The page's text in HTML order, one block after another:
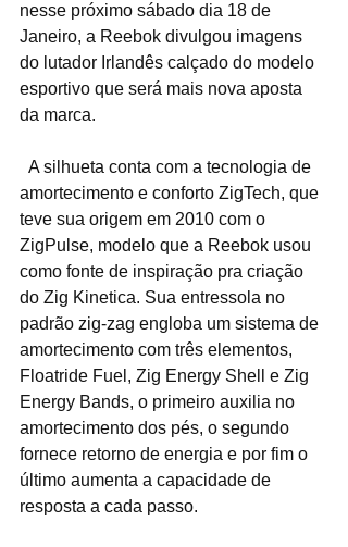
nesse próximo sábado dia 18 de
Janeiro, a Reebok divulgou imagens
do lutador Irlandês calçado do modelo
esportivo que será mais nova aposta
da marca.
amortecimento e conforto ZigTech, que
teve sua origem em 2010 com o
ZigPulse, modelo que a Reebok usou
como fonte de inspiração pra criação
do Zig Kinetica. Sua entressola no
padrão zig-zag engloba um sistema de
amortecimento com três elementos,
Floatride Fuel, Zig Energy Shell e Zig
Energy Bands, o primeiro auxilia no
amortecimento dos pés, o segundo
fornece retorno de energia e por fim o
último aumenta a capacidade de
resposta a cada passo.